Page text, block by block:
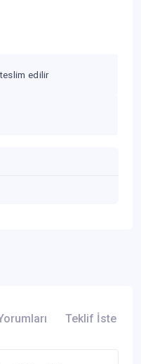
edilir
Teklif İste